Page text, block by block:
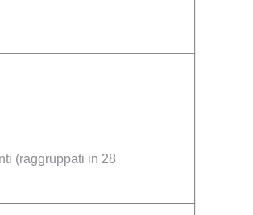
(raggruppati in 28